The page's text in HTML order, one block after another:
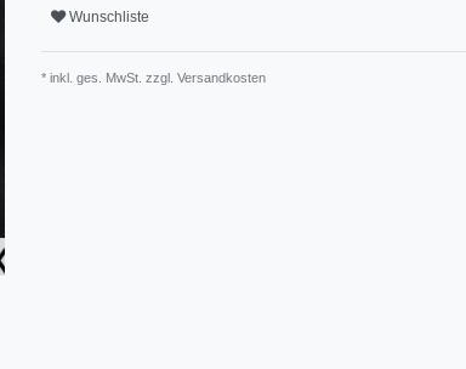
Wunschliste
* inkl. ges. MwSt. zzgl. Versandkosten